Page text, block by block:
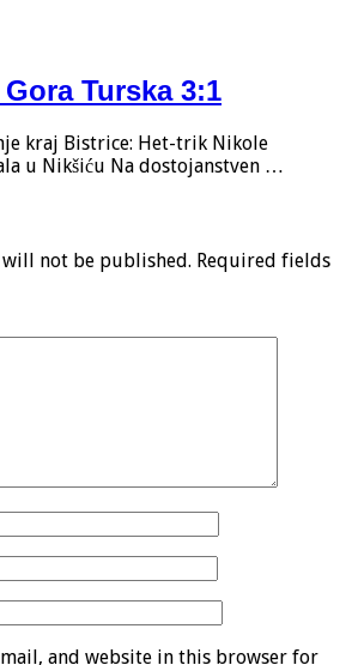
Turska 3:1
kraj Bistrice: Het-trik Nikole
u Nikšiću Na dostojanstven …
not be published. Required fields
and website in this browser for